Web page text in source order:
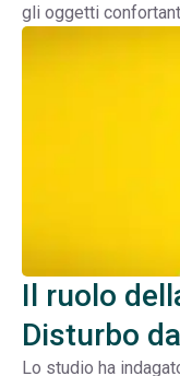
gli oggetti
Il ruolo
Disturbo
Lo studio ha